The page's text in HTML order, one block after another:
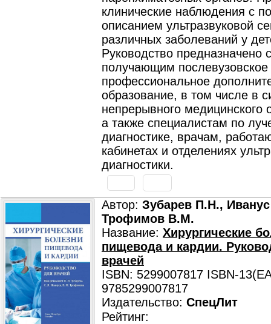
клинические наблюдения с
описанием ультразвуковой
различных заболеваний у
Руководство предназначено
получающим послевузовское
профессиональное
образование, в том числе в
непрерывного медицинского
а также специалистам по
диагностике, врачам,
кабинетах и отделениях
диагностики.
Автор: Зубарев П.Н.,
Трофимов В.М.
Название: Хирургические
пищевода и кардии.
врачей
ISBN: 5299007817 ISBN-
9785299007817
Издательство: СпецЛит
Рейтинг: